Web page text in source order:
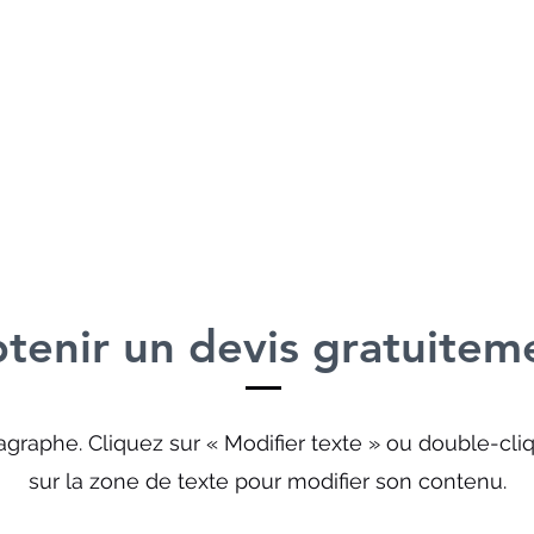
un devis
Cliquez sur « Modifier texte » ou double-
sur la zone de texte pour modifier son contenu.